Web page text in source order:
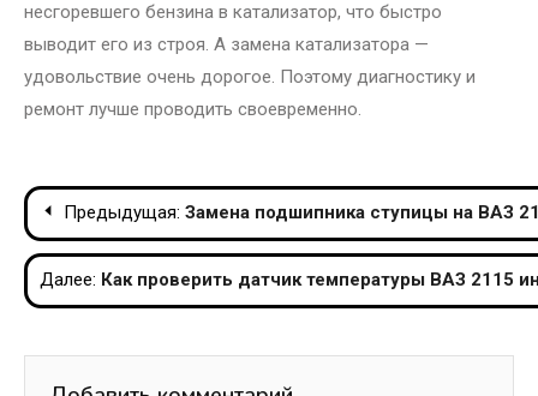
несгоревшего бензина в катализатор, что быстро
выводит его из строя. А замена катализатора —
удовольствие очень дорогое. Поэтому диагностику и
ремонт лучше проводить своевременно.
Навигация
по
записям
Предыдущая: Замена подшипника ступицы на ВАЗ
Далее: Как проверить датчик температуры ВАЗ 2115